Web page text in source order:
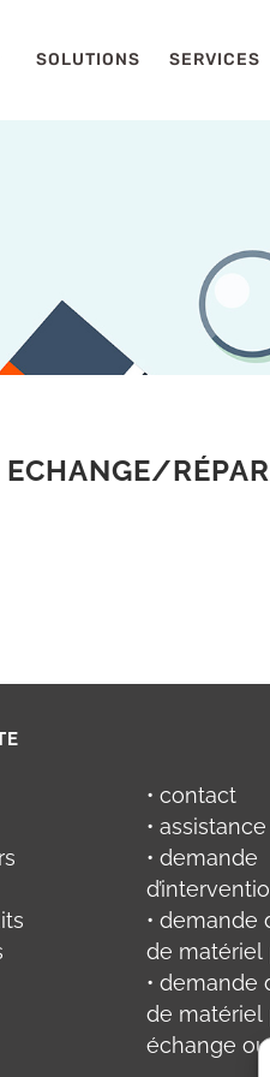
SOLUTIONS SERVICES
• contact
•
• demande
• demande
de matériel
• demande
de matériel
échange